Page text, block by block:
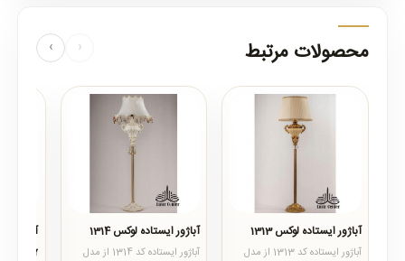
محصولات مرتبط ‹
›
آباژور ایستاده لوکس 1313
آباژور ایستاده کد 1313 از مدل
آباژور ایستاده لوکس 1314
آباژور ایستاده کد 1314 از مدل
آباژور
1317
رنگ سفید